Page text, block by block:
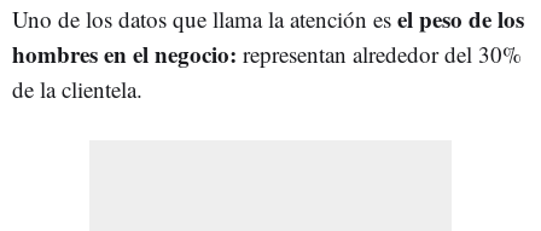
Uno de los datos que llama la atención es el peso de los
hombres en el negocio: representan alrededor del 30%
de la clientela.